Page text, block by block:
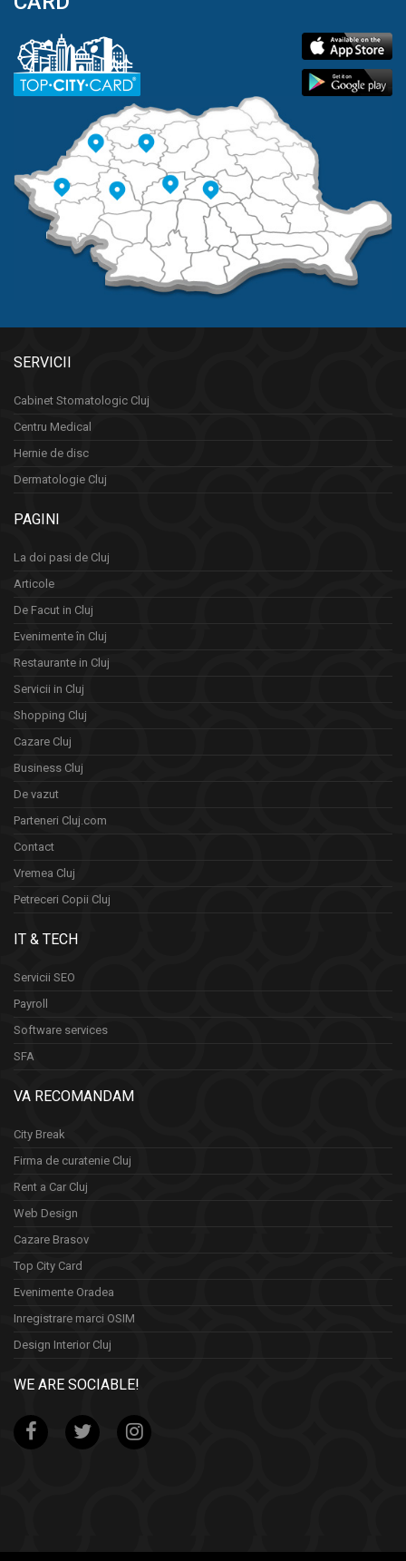
SERVICII
Cabinet Stomatologic Cluj
Centru Medical
Hernie de disc
Dermatologie Cluj
PAGINI
La doi pasi de Cluj
Articole
De Facut in Cluj
Evenimente în Cluj
Restaurante in Cluj
Servicii in Cluj
Shopping Cluj
Cazare Cluj
Business Cluj
De vazut
Parteneri Cluj.com
Contact
Vremea Cluj
Petreceri Copii Cluj
IT & TECH
Servicii SEO
Payroll
Software services
SFA
VA RECOMANDAM
City Break
Firma de curatenie Cluj
Rent a Car Cluj
Web Design
Cazare Brasov
Top City Card
Evenimente Oradea
Inregistrare marci OSIM
Design Interior Cluj
WE ARE SOCIABLE!